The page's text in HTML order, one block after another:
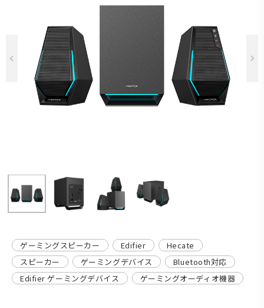
Previous
ゲーミングスピーカー Edifier
Hecate
スピーカー
ゲーミングデバイス
Bluetooth対応
Edifier ゲーミングデバイス
ゲーミングオーディオ機器